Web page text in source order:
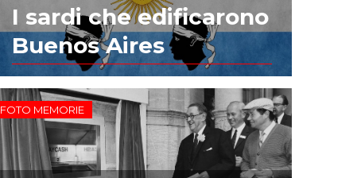
I sardi che edificarono
Buenos Aires
FOTO MEMORIE